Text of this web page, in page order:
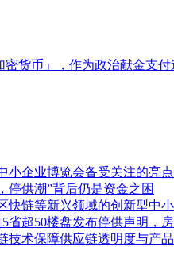
小企业博览会备受关注的亮点
停供潮”背后仍是资金之困
快链等新兴领域的创新型中
省超50楼盘发布停供声明，
术保障供应链透明度与产